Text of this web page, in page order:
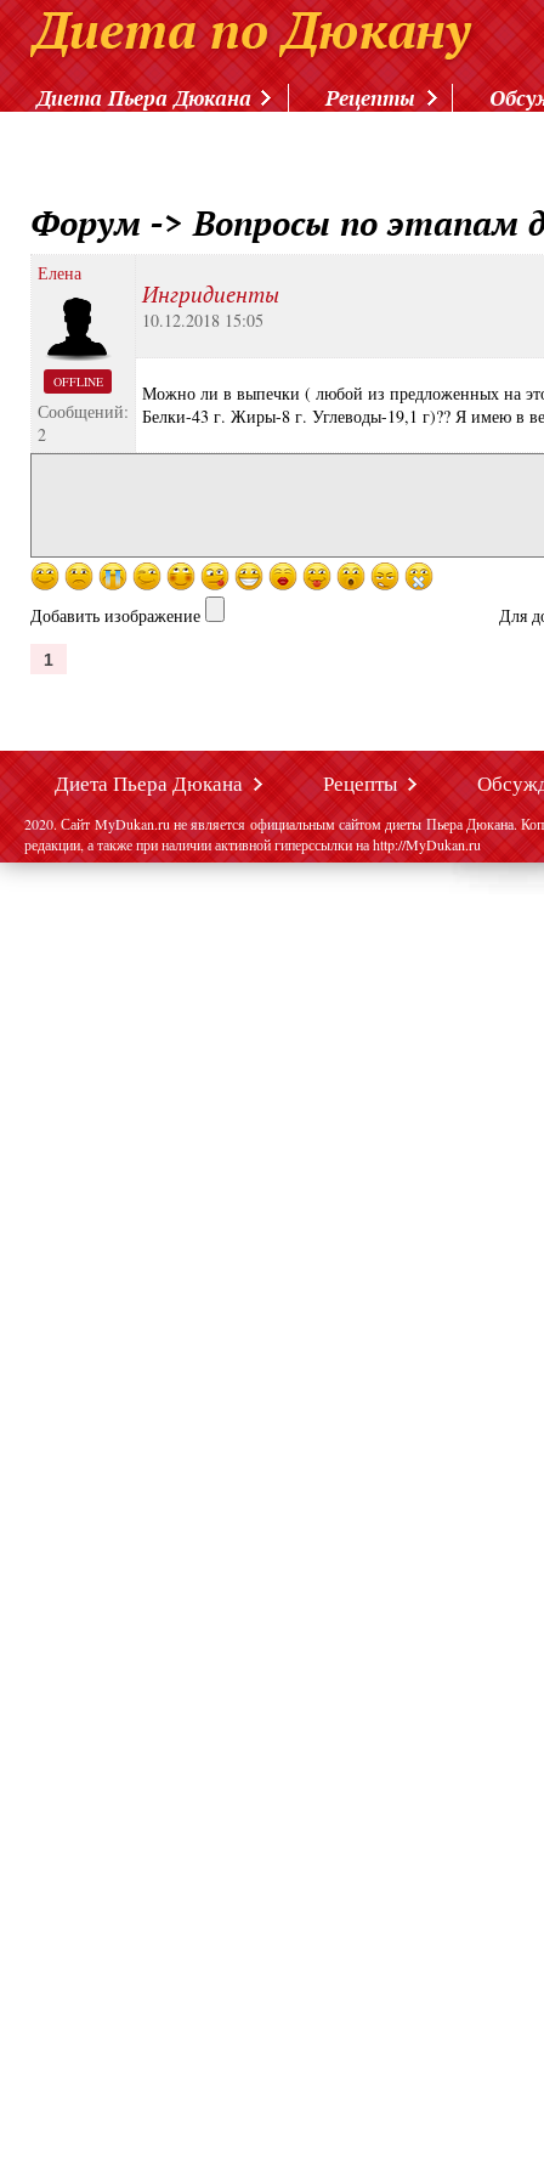
Диета Пьера Дюкана Рецепты
Форум ->Вопросы по этапам
Елена
OFFLINE
Сообщений:
2
Ингридиенты
10.12.2018 15:05
Можно ли в выпечки ( любой из предложенных на
Белки-43 г. Жиры-8 г. Углеводы-19,1 г)?? Я имею в
Добавить изображение Для
1
Диета Пьера Дюкана Рецепты
2020. Сайт MyDukan.ru не является официальным сайтом диеты Пьера Дюкана.
редакции, а также при наличии активной гиперссылки на http://MyDukan.ru